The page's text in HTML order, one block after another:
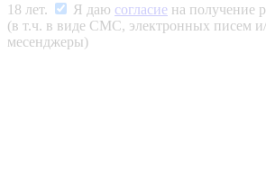
18 лет.
Я даю согласие на получение
(в т.ч. в виде СМС, электронных писем
месенджеры)